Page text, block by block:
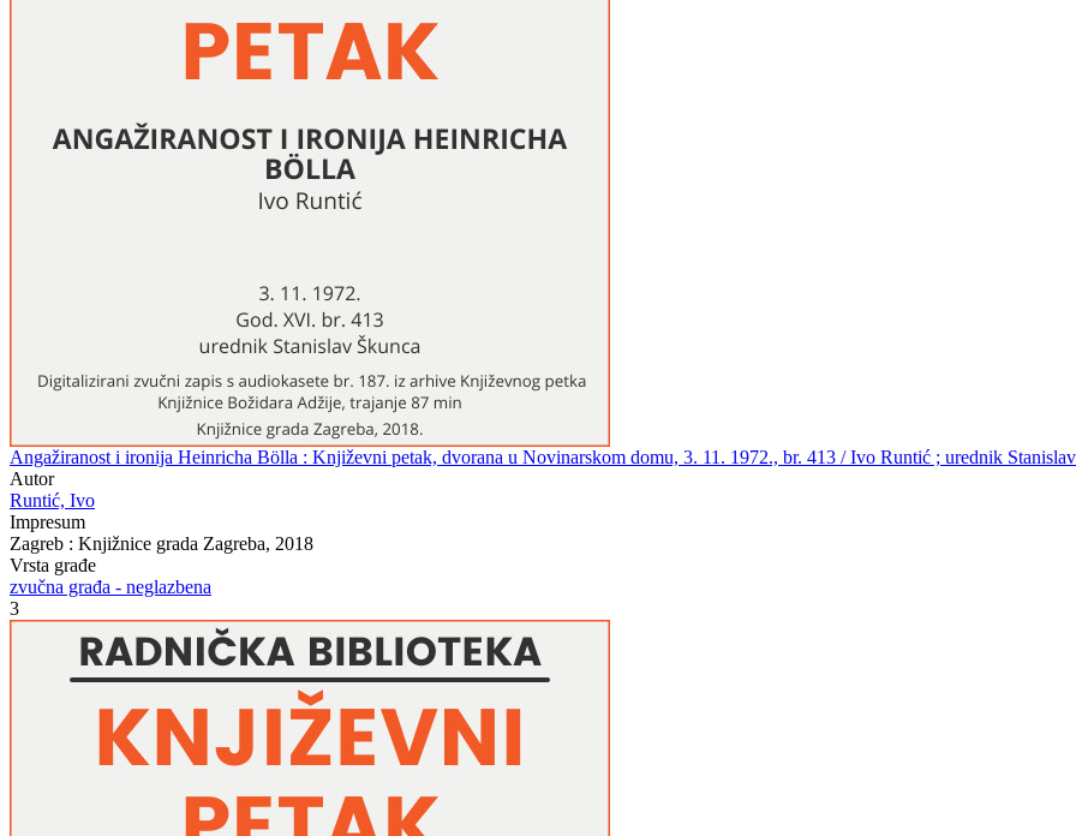
Angažiranost i ironija Heinricha Bölla : Književni petak, dvorana u Novinarskom domu, 3. 11. 1972., br. 413 / Ivo Runtić ; urednik
Autor
Runtić, Ivo
Impresum
Zagreb : Knjižnice grada Zagreba, 2018
Vrsta građe
zvučna građa - neglazbena
3